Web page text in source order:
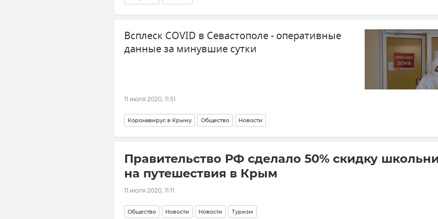
Всплеск COVID в Севастополе - оперативные
данные за минувшие сутки
11 июля 2020, 11:51
Коронавирус в Крыму Общество Новости
Правительство РФ сделало 50% скидку
на путешествия в Крым
11 июля 2020, 11:11
Общество Новости Новости Туризм